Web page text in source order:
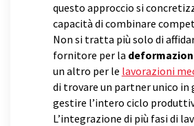
questo approccio si
capacità di combinare
Non si tratta più solo di
fornitore per la
un altro per le lavorazioni
di trovare un partner unico in
gestire l’intero ciclo
L’integrazione di più fasi di